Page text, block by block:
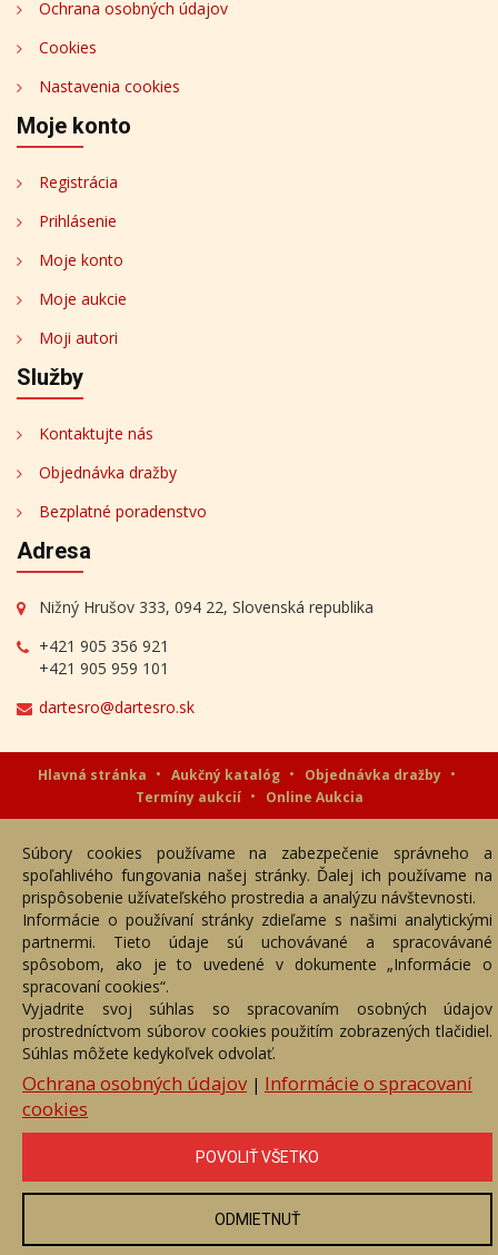
Ochrana osobných údajov
Cookies
Nastavenia cookies
Moje konto
Registrácia
Prihlásenie
Moje konto
Moje aukcie
Moji autori
Služby
Kontaktujte nás
Objednávka dražby
Bezplatné poradenstvo
Adresa
Nižný Hrušov 333, 094 22, Slovenská republika
+421 905 356 921
+421 905 959 101
dartesro@dartesro.sk
Hlavná stránka Aukčný katalóg
Objednávka dražby
Termíny aukcií
Online Aukcia
Akékoľvek používanie obrazových a textových súčastí tejto stránky je
podmienené výslovným súhlasom jej vlastníka. Všetky práva sú
vyhradené.
Súbory cookies používame na zabezpečenie správneho a
spoľahlivého fungovania našej stránky. Ďalej ich používame na
prispôsobenie užívateľského prostredia a analýzu návštevnosti.
Informácie o používaní stránky zdieľame s našimi analytickými
partnermi. Tieto údaje sú uchovávané a spracovávané
spôsobom, ako je to uvedené v dokumente „Informácie o
spracovaní cookies“.
Vyjadrite svoj súhlas so spracovaním osobných údajov
prostredníctvom súborov cookies použitím zobrazených tlačidiel.
Súhlas môžete kedykoľvek odvolať.
Ochrana osobných údajov| Informácie o spracovaní
cookies
POVOLIŤ VŠETKO
ODMIETNUŤ